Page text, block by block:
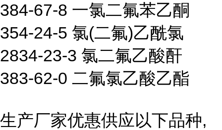
384-67-8 一氯二氟苯乙酮
354-24-5 氯(二氟)乙酰氯
2834-23-3 氯二氟乙酸酐
383-62-0 二氟氯乙酸乙酯
生产厂家优惠供应以下品种,